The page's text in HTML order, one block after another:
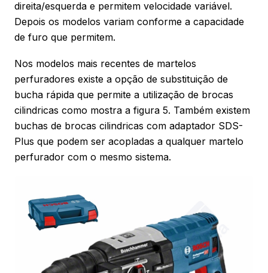
direita/esquerda e permitem velocidade variável.
Depois os modelos variam conforme a capacidade
de furo que permitem.
Nos modelos mais recentes de martelos
perfuradores existe a opção de substituição de
bucha rápida que permite a utilização de brocas
cilindricas como mostra a figura 5. Também existem
buchas de brocas cilindricas com adaptador SDS-
Plus que podem ser acopladas a qualquer martelo
perfurador com o mesmo sistema.